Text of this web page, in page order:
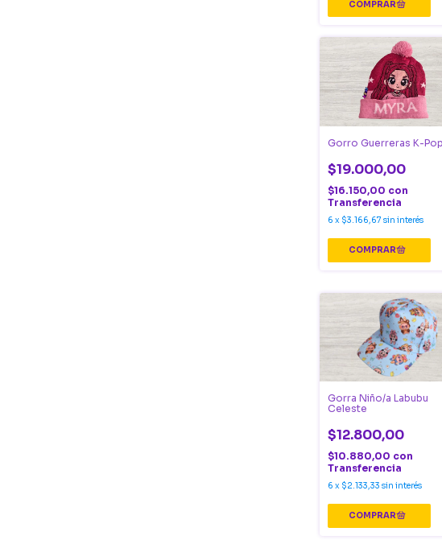
Gorro Guerreras K-
$19.000,00
$16.150,00 con
Transferencia
6 x $3.166,67 sin interés
Gorra Niño/a Labubu
Celeste
$12.800,00
$10.880,00 con
Transferencia
6 x $2.133,33 sin interés